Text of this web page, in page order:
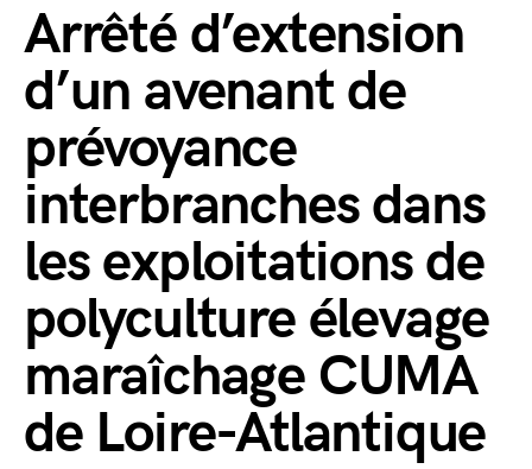
Arrêté d’extension
d’un avenant de
prévoyance
interbranches dans
les exploitations de
polyculture élevage
maraîchage CUMA
de Loire-Atlantique